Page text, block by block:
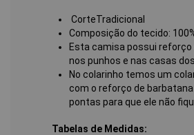
CorteTradicional
Composição do tecido:
Esta camisa possui
nos punhos e nas casas
No colarinho temos um
com o reforço de
pontas para que ele não
Tabelas de Medidas: